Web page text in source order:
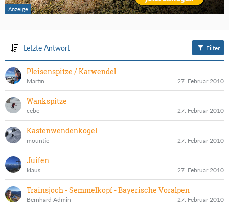
Letzte Antwort Filter
Pleisenspitze / Karwendel
Martin 27. Februar 2010
Wankspitze
cebe 27. Februar 2010
Kastenwendenkogel
mountie 27. Februar 2010
Juifen
klaus 27. Februar 2010
Trainsjoch - Semmelkopf - Bayerische Voralpen
Bernhard Admin 27. Februar 2010